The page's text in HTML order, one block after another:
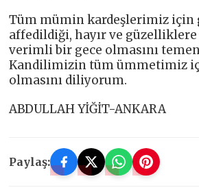
Tüm mümin kardeşlerimiz için
affedildiği, hayır ve
verimli bir gece olmasını
Kandilimizin tüm ümmetimiz
olmasını diliyorum.
ABDULLAH YİĞİT-ANKARA
Paylaş: